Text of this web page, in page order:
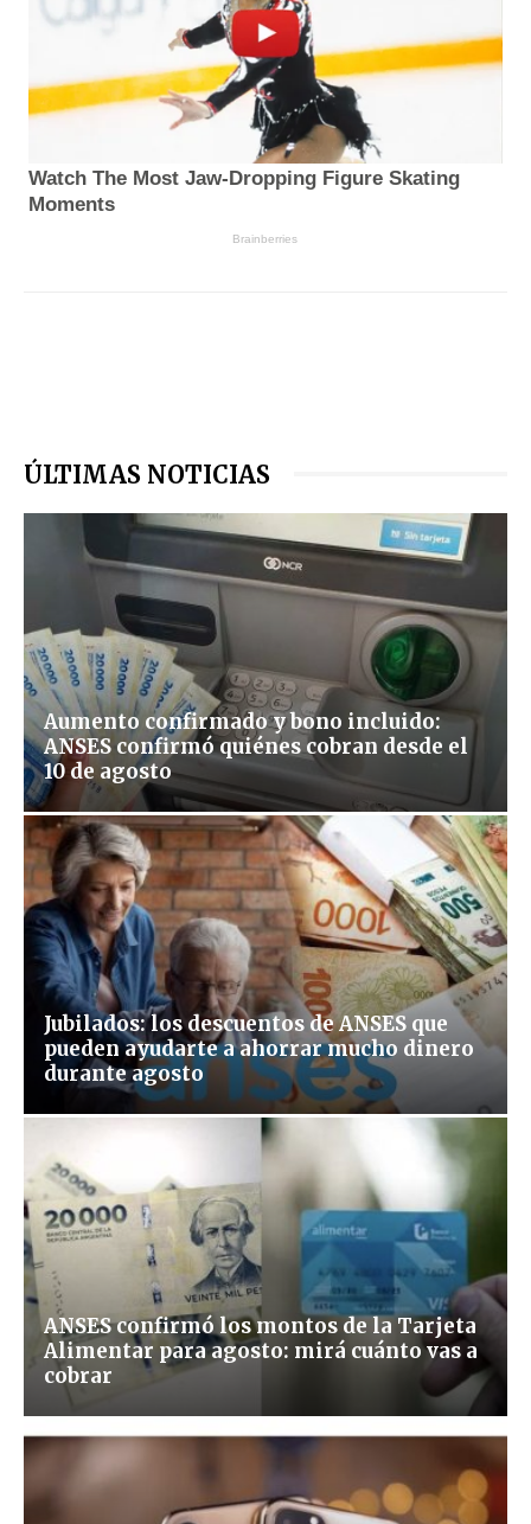
ÚLTIMAS NOTICIAS
Aumento confirmado y bono incluido:
ANSES confirmó quiénes cobran desde el
10 de agosto
Jubilados: los descuentos de ANSES que
pueden ayudarte a ahorrar mucho dinero
durante agosto
ANSES confirmó los montos de la Tarjeta
Alimentar para agosto: mirá cuánto vas a
cobrar